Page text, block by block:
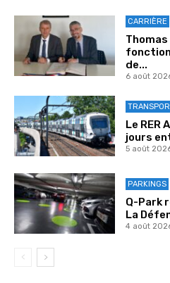
CARRIÈRE
de...
6 août
Le RER
jours
5 août
PARKINGS
Q-Park
La
4 août